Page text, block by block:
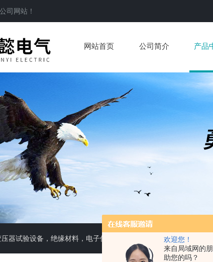
欢迎您！
来自局域网的
助您的吗？
司 网站！
网站首页 公司简介 产品
器试验设备，绝缘材料，电子仪器仪表